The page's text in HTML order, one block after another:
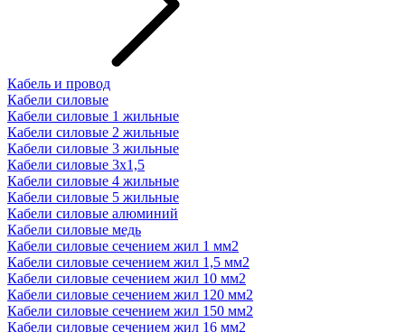
Кабель и провод
Кабели силовые
Кабели силовые 1 жильные
Кабели силовые 2 жильные
Кабели силовые 3 жильные
Кабели силовые 3х1,5
Кабели силовые 4 жильные
Кабели силовые 5 жильные
Кабели силовые алюминий
Кабели силовые медь
Кабели силовые сечением жил 1 мм2
Кабели силовые сечением жил 1,5 мм2
Кабели силовые сечением жил 10 мм2
Кабели силовые сечением жил 120 мм2
Кабели силовые сечением жил 150 мм2
Кабели силовые сечением жил 16 мм2